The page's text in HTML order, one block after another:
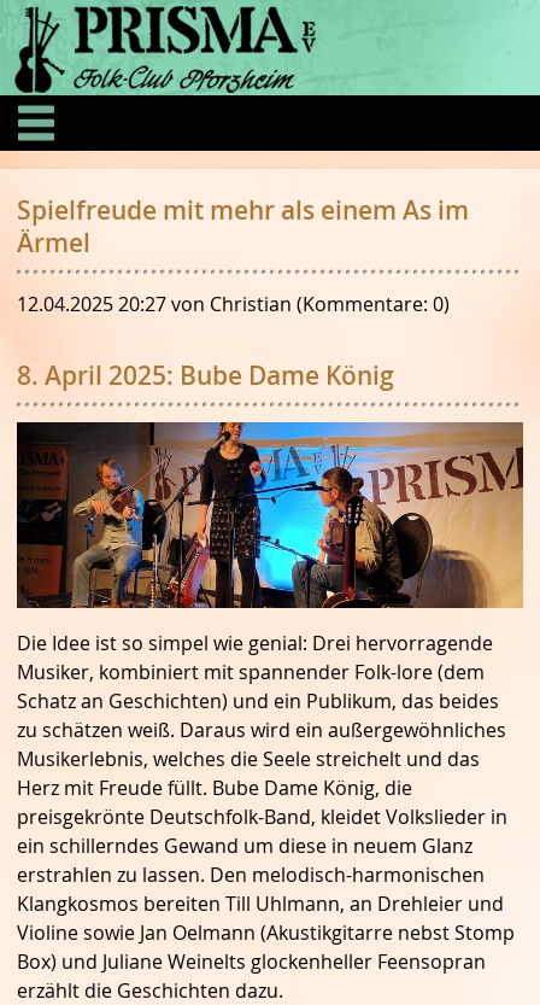
Spielfreude mit mehr als einem As im
Ärmel
12.04.2025 20:27von Christian (Kommentare: 0)
8. April 2025: Bube Dame König
Die Idee ist so simpel wie genial: Drei hervorragende
Musiker, kombiniert mit spannender Folk-lore (dem
Schatz an Geschichten) und ein Publikum, das beides
zu schätzen weiß. Daraus wird ein außergewöhnliches
Musikerlebnis, welches die Seele streichelt und das
Herz mit Freude füllt. Bube Dame König, die
preisgekrönte Deutschfolk-Band, kleidet Volkslieder in
ein schillerndes Gewand um diese in neuem Glanz
erstrahlen zu lassen. Den melodisch-harmonischen
Klangkosmos bereiten Till Uhlmann, an Drehleier und
Violine sowie Jan Oelmann (Akustikgitarre nebst Stomp
Box) und Juliane Weinelts glockenheller Feensopran
erzählt die Geschichten dazu.